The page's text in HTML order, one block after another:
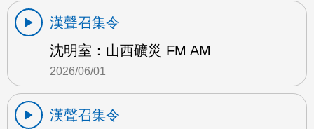
漢聲召集令
沈明室：山西礦災 FM AM
2026/06/01
漢聲召集令